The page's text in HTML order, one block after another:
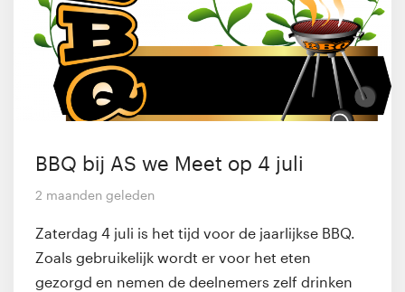
BBQ bij AS we Meet op 4 juli
2 maanden geleden
Zaterdag 4 juli is het tijd voor de jaarlijkse BBQ.
Zoals gebruikelijk wordt er voor het eten
gezorgd en nemen de deelnemers zelf drinken